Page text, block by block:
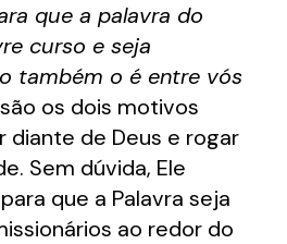
que a palavra do
curso e seja
também o é entre vós
são os dois motivos
diante de Deus e rogar
Sem dúvida, Ele
que a Palavra seja
ao redor do